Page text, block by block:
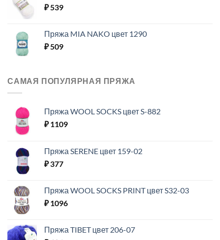
₽539
Пряжа MIA NAKO цвет 1290
₽509
САМАЯ ПОПУЛЯРНАЯ ПРЯЖА
Пряжа WOOL SOCKS цвет S-882
₽1109
Пряжа SERENE цвет 159-02
₽377
Пряжа WOOL SOCKS PRINT цвет S32-03
₽1096
Пряжа TIBET цвет 206-07